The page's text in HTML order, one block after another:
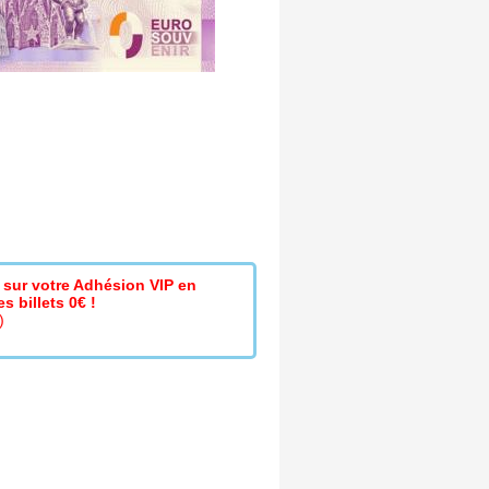
votre Adhésion VIP en
billets 0€ !